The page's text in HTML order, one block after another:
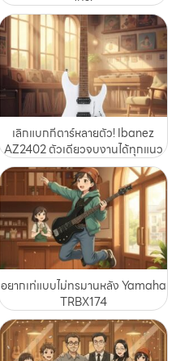
เลิกแบกกีตาร์หลายตัว! Ibanez
AZ2402 ตัวเดียวจบงานได้ทุกแนว
อยากเท่แบบไม่ทรมานหลัง Yamaha
TRBX174